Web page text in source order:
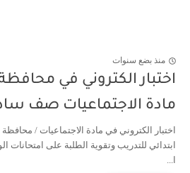
منذ بضع سنوات
اختبار الكتروني في
مادة الاجتماعيات صف
اختبار الكتروني في مادة الاجتماعيات /
ابتدائي للتدريب وتقوية الطلبة على امتحانات
ا...